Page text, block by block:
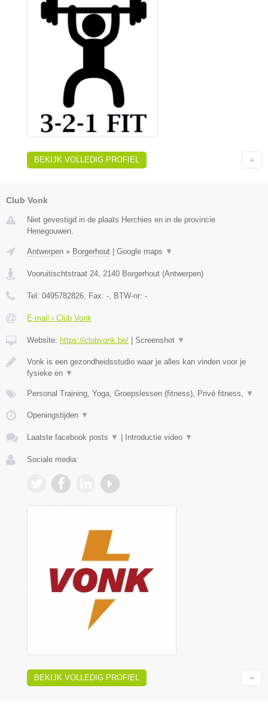
BEKIJK VOLLEDIG PROFIEL
Club Vonk
Niet gevestigd in de plaats Herchies en in de provincie
Henegouwen.
Antwerpen » Borgerhout | Google maps ▼
Vooruitischtstraat 24 2140 Borgerhout (Antwerpen)
Tel: 0495782826 , Fax: - , BTW-nr: -
E-mail › Club Vonk
Website: https://clubvonk.be/ | Screenshot ▼
Vonk is een gezondheidsstudio waar je alles kan vinden voor je
fysieke en ▼
Personal Training, Yoga, Groepslessen (fitness), Privé fitness, ▼
Openingstijden ▼
Laatste facebook posts ▼ | Introductie video ▼
Sociale media:
BEKIJK VOLLEDIG PROFIEL